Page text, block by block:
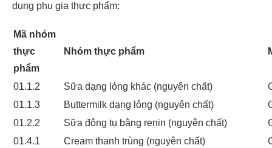
dụng phụ gia thực phẩm:
Mã nhóm
thực
phẩm
Nhóm thực phẩm
01.1.2 Sữa dạng lỏng khác (nguyên chất)
01.1.3
Buttermilk dạng lỏng (nguyên chất)
01.2.2
Sữa đông tụ bằng renin (nguyên chất)
01.4.1
Cream thanh trùng (nguyên chất)